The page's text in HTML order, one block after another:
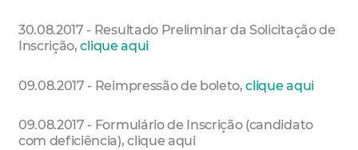
30.08.2017 - Resultado Preliminar da Solicitação de
Inscrição,clique aqui
09.08.2017 - Reimpressão de boleto,clique aqui
09.08.2017 - Formulário de Inscrição (candidato
com deficiência), clique aqui